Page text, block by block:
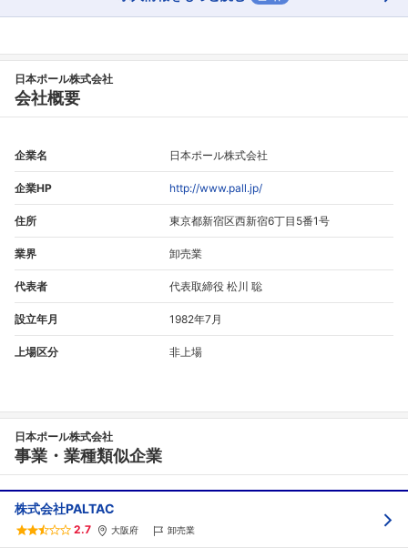
日本ポール株式会社
会社概要
企業名 日本ポール株式会社
企業HP http://www.pall.jp/
住所 東京都新宿区西新宿6丁目5番1号
業界 卸売業
代表者 代表取締役 松川 聡
設立年月 1982年7月
上場区分 非上場
日本ポール株式会社
事業・業種類似企業
株式会社PALTAC
2.7 大阪府 卸売業